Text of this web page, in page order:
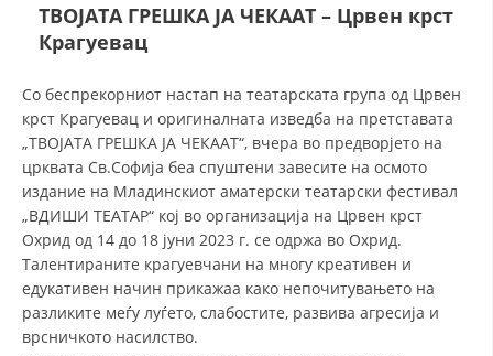
КОНТАКТ ИНФОРМАЦИИ
ЧЛЕНСТВО ВО ПРОФЕСИОНАЛНИ ТЕЛА
ЗАКОН ЗА ЦКРМ
СТАТУТ НА ЦКРМ
ОРГАНИЗАЦИЈА И РАЗВОЈ
ТВОЈАТА ГРЕШКА ЈА ЧЕКААТ – Црвен крст
Крагуевац
Со беспрекорниот настап на театарската група од Црвен
крст Крагуевац и оригиналната изведба на претставата
„ТВОЈАТА ГРЕШКА ЈА ЧЕКААТ“, вчера во предворјето на
црквата Св.Софија беа спуштени завесите на осмото
издание на Младинскиот аматерски театарски фестивал
„ВДИШИ ТЕАТАР“ кој во организација на Црвен крст
Охрид од 14 до 18 јуни 2023 г. се одржа во Охрид.
Талентираните крагуевчани на многу креативен и
едукативен начин прикажаа како непочитувањето на
разликите меѓу луѓето, слабостите, развива агресија и
врсничкото насилство.